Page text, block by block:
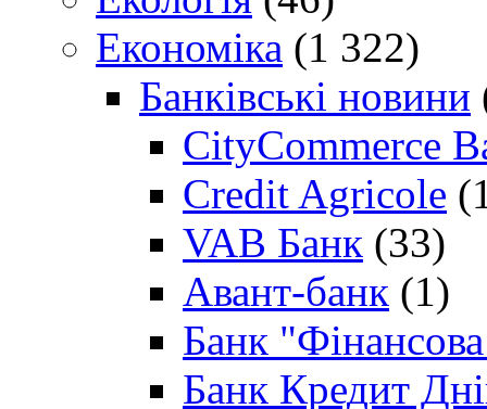
Економіка (1 322)
Банківські новини
CityCommerce
Credit Agricole
VAB Банк (33)
Авант-банк (1)
Банк "Фінансова
Банк Кредит